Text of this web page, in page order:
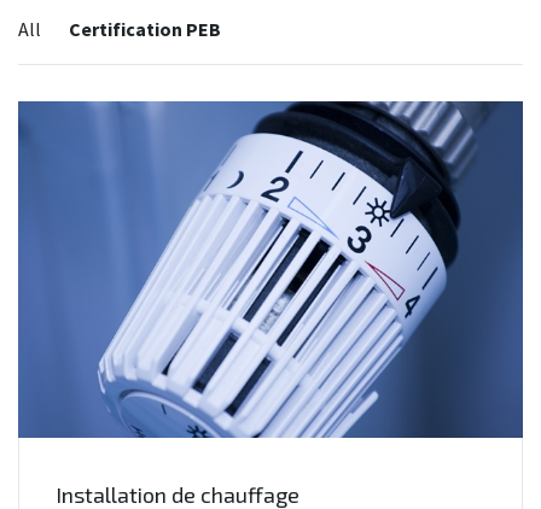
All
Certification PEB
Installation de chauffage